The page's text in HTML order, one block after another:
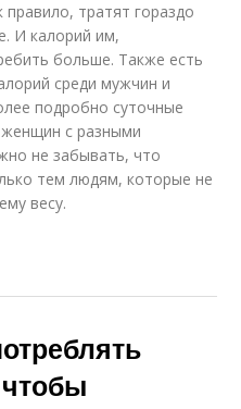
тратят гораздо
И калорий им,
больше. Также есть
среди мужчин и
подробно суточные
с разными
не забывать, что
тем людям, которые не
весу.